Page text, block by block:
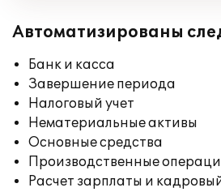
Автоматизированы
Банк и касса
Завершение периода
Налоговый учет
Нематериальные активы
Основные средства
Производственные
Расчет зарплаты и